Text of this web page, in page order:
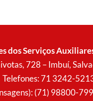
dos Serviços
728 – Imbuí,
Telefones: 71 3242-
(71) 98800-